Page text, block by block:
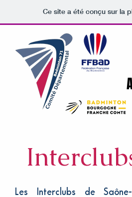
Ce site a été conçu sur la
Les Interclubs de